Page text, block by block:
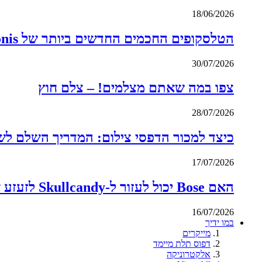
18/06/2026
הטלסקופים החכמים החדשים ביותר של Vaonis נראים כוכבים
30/07/2026
צפו במה שאתם מצלמים! – צלם חוץ
28/07/2026
כיצד למכור הדפסי צילום: המדריך השלם לשנת
17/07/2026
האם Bose יכול לעזור ל-Skullcandy לזעזע את המוניטין של סל המציאה שלו?
16/07/2026
במו ידיך
מייקרים
דפוס תלת מיימד
אלקטרוניקה